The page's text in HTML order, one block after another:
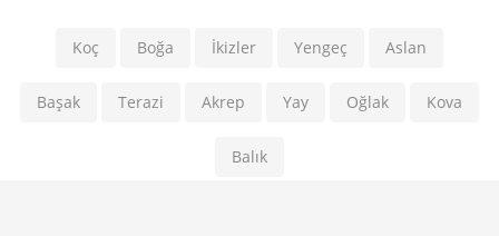
Koç Boğa İkizler Yengeç Aslan
Başak Terazi Akrep Yay Oğlak Kova
Balık